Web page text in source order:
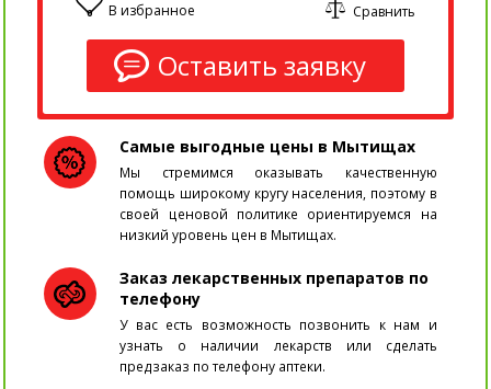
0 В избранное Сравнить
Оставить заявку
Самые выгодные цены в Мытищах
Мы стремимся оказывать качественную
помощь широкому кругу населения, поэтому в
своей ценовой политике ориентируемся на
низкий уровень цен в Мытищах.
Заказ лекарственных препаратов по
телефону
У вас есть возможность позвонить к нам и
узнать о наличии лекарств или сделать
предзаказ по телефону аптеки.